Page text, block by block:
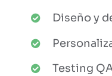
Diseño y
Testing